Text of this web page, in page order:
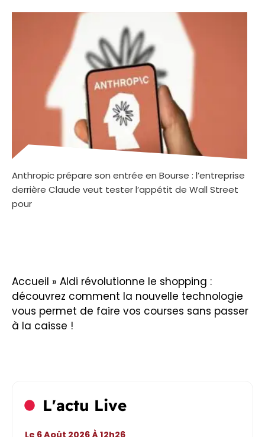
Anthropic prépare son entrée en Bourse : l’entreprise
derrière Claude veut tester l’appétit de Wall Street
pour
Accueil » Aldi révolutionne le shopping :
découvrez comment la nouvelle technologie
vous permet de faire vos courses sans passer
à la caisse !
L'actu Live